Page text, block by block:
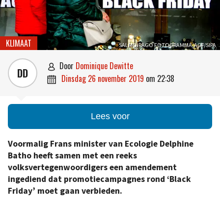
SALMOIRAGO FOTOGRAMMA/AGF/SIPA
KLIMAAT
DD  door Dominique Dewitte
 dinsdag 26 november 2019 om 22:38
Lees voor
Voormalig Frans minister van Ecologie Delphine
Batho heeft samen met een reeks
volksvertegenwoordigers een amendement
ingediend dat promotiecampagnes rond ‘Black
Friday’ moet gaan verbieden.